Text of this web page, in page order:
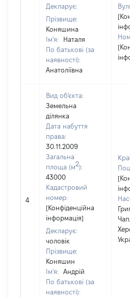
Декларує:
Прізвище:
Коняшина
Ім'я:
Наталя
По батькові (за
наявності):
Анатоліївна
4
Вид об'єкта:
Земельна
ділянка
Дата набуття
права:
30.11.2009
Загальна
площа (м2):
43000
Кадастровий
номер:
[Конфіденційна
інформація]
Декларує:
чоловік
Прізвище:
Коняшин
Ім'я:
Андрій
По батькові (за
наявності):